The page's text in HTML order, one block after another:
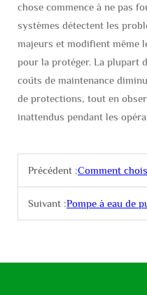
chose commence à ne pas
systèmes détectent les
majeurs et modifient même
pour la protéger. La plupart
coûts de maintenance
de protections, tout en
inattendus pendant les
Précédent :Comment choisir des
Suivant :Pompe à eau de puits